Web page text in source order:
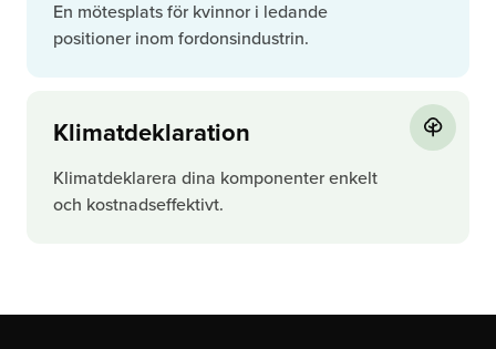
En mötesplats för kvinnor i ledande
positioner inom fordonsindustrin.
Klimatdeklaration
Klimatdeklarera dina komponenter enkelt
och kostnadseffektivt.